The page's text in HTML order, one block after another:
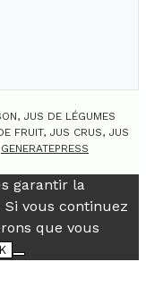
JUS DE LÉGUMES
FRUIT, JUS CRUS, JUS
GENERATEPRESS
garantir la
vous continuez
que vous